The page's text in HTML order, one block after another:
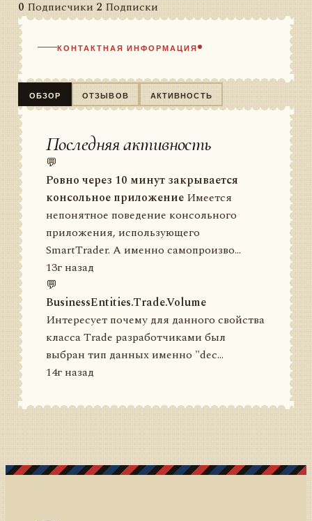
0 Подписчики 2 Подписки
КОНТАКТНАЯ ИНФОРМАЦИЯ
ОБЗОР ОТЗЫВОВ АКТИВНОСТЬ
Последняя активность
💬
Ровно через 10 минут закрывается
консольное приложение Имеется
непонятное поведение консольного
приложения, использующего
SmartTrader. А именно самопроизво...
13г назад
💬
BusinessEntities.Trade.Volume
Интересует почему для данного свойства
класса Trade разработчиками был
выбран тип данных именно "dec...
14г назад